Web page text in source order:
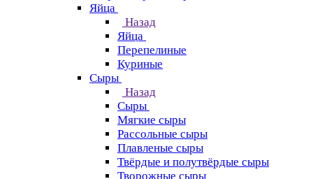
Яйца
Назад
Яйца
Перепелиные
Куриные
Сыры
Назад
Сыры
Мягкие сыры
Рассольные сыры
Плавленые сыры
Твёрдые и полутвёрдые сыры
Творожные сыры